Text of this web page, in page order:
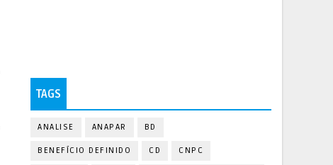
TAGS
ANALISE ANAPAR BD
BENEFÍCIO DEFINIDO CD CNPC